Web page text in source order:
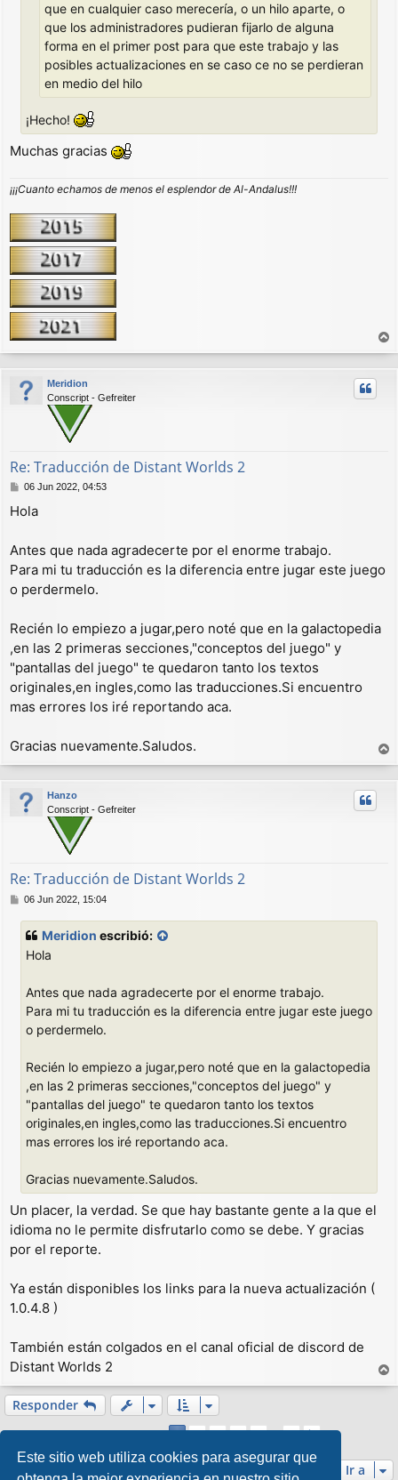
Este sitio web utiliza cookies para asegurar que
que en cualquier caso merecería, o un hilo aparte, o
que los administradores pudieran fijarlo de alguna
forma en el primer post para que este trabajo y las
posibles actualizaciones en se caso ce no se perdieran
en medio del hilo
¡Hecho!
Muchas gracias
¡¡¡Cuanto echamos de menos el esplendor de Al-Andalus!!!
r
r
Meridion
Conscript - Gefreiter
Re: Traducción de Distant Worlds 2
M
n
j
e
06 Jun 2022, 04:53
Hola
Antes que nada agradecerte por el enorme trabajo.
Para mi tu traducción es la diferencia entre jugar este juego
o perdermelo.
Recién lo empiezo a jugar,pero noté que en la galactopedia
,en las 2 primeras secciones,"conceptos del juego" y
"pantallas del juego" te quedaron tanto los textos
originales,en ingles,como las traducciones.Si encuentro
mas errores los iré reportando aca.
Gracias nuevamente.Saludos.
r
r
Hanzo
Conscript - Gefreiter
Re: Traducción de Distant Worlds 2
M
06 Jun 2022, 15:04
Meridion escribió:
Hola
Antes que nada agradecerte por el enorme trabajo.
Para mi tu traducción es la diferencia entre jugar este juego
o perdermelo.
Recién lo empiezo a jugar,pero noté que en la galactopedia
,en las 2 primeras secciones,"conceptos del juego" y
"pantallas del juego" te quedaron tanto los textos
originales,en ingles,como las traducciones.Si encuentro
mas errores los iré reportando aca.
Gracias nuevamente.Saludos.
Un placer, la verdad. Se que hay bastante gente a la que el
idioma no le permite disfrutarlo como se debe. Y gracias
por el reporte.
Ya están disponibles los links para la nueva actualización (
1.0.4.8 )
También están colgados en el canal oficial de discord de
Distant Worlds 2
r
Responder
Página1de7
1 2 3 4 5 7
Siguiente
Ir a